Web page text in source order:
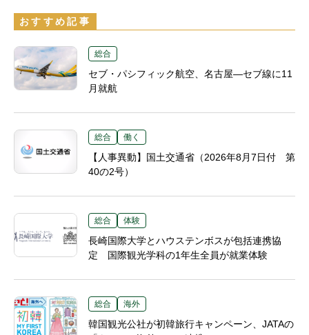
おすすめ記事
総合
セブ・パシフィック航空、名古屋―セブ線に11
月就航
総合 働く
【人事異動】国土交通省（2026年8月7日付 第
40の2号）
総合 体験
長崎国際大学とハウステンボスが包括連携協
定 国際観光学科の1年生全員が就業体験
総合 海外
韓国観光公社が初韓旅行キャンペーン、JATAの